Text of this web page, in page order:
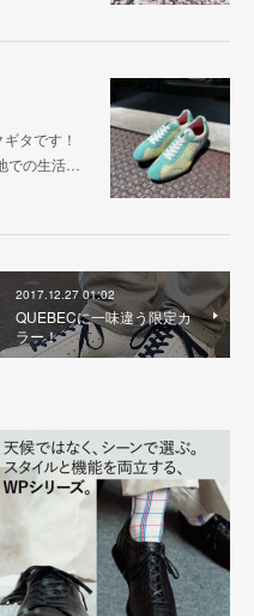
タです！
での生活…
2017.12.27 01:02
QUEBECに一味違う限定カ
ラー！